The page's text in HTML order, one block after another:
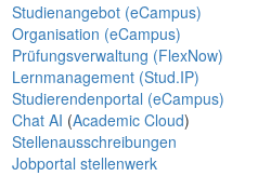
Studienangebot (eCampus)
Organisation (eCampus)
Prüfungsverwaltung (FlexNow)
Lernmanagement (Stud.IP)
Studierendenportal (eCampus)
Chat AI (Academic Cloud)
Stellenausschreibungen
Jobportal stellenwerk